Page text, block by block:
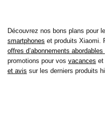
Découvrez nos bons plans pour
smartphones et produits Xiaomi.
offres d’abonnements
promotions pour vos vacances et
et avis sur les derniers produits